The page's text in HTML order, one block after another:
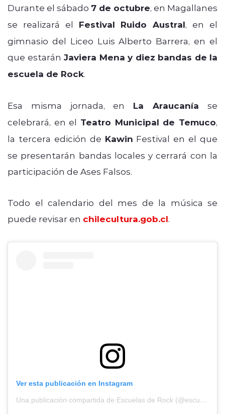
Durante el sábado 7 de octubre, en Magallanes
se realizará el Festival Ruido Austral, en el
gimnasio del Liceo Luis Alberto Barrera, en el
que estarán Javiera Mena y diez bandas de la
escuela de Rock.
Esa misma jornada, en La Araucanía se
celebrará, en el Teatro Municipal de Temuco,
la tercera edición de Kawin Festival en el que
se presentarán bandas locales y cerrará con la
participación de Ases Falsos.
Todo el calendario del mes de la música se
puede revisar en chilecultura.gob.cl.
Ver esta publicación en Instagram
Una publicación compartida de Escuelas de Rock (@escuelasderock)